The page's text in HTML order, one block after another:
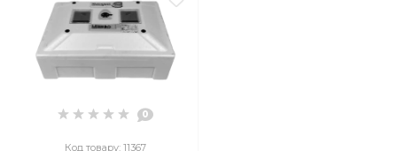
0
Код товару: 11367